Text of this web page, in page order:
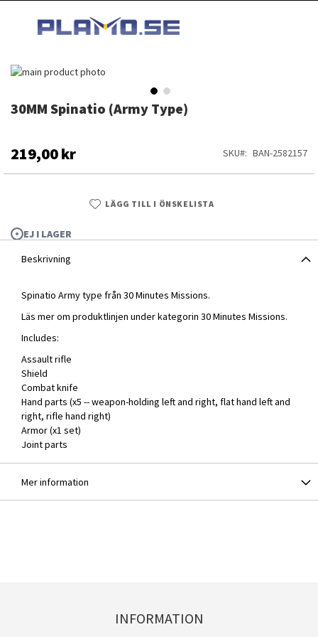
INNEHÅLLET
30MM Spinatio (Army Type)
219,00 kr SKU BAN-2582157
LÄGG TILL I ÖNSKELISTA
EJ I LAGER
Hoppa
av
Hoppa
av
bildgalleriet
Beskrivning
Spinatio Army type från 30 Minutes Missions.
Läs mer om produktlinjen under kategorin 30 Minutes Missions.
Includes:
Assault rifle
Shield
Combat knife
Hand parts (x5 -- weapon-holding left and right, flat hand left and
right, rifle hand right)
Armor (x1 set)
Joint parts
Mer information
INFORMATION